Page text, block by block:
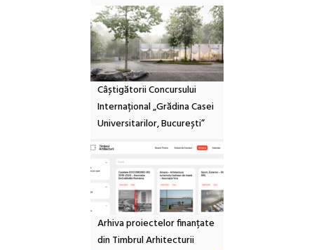
Câștigătorii Concursului
Internațional „Grădina Casei
Universitarilor, București”
Arhiva proiectelor finanțate
din Timbrul Arhitecturii